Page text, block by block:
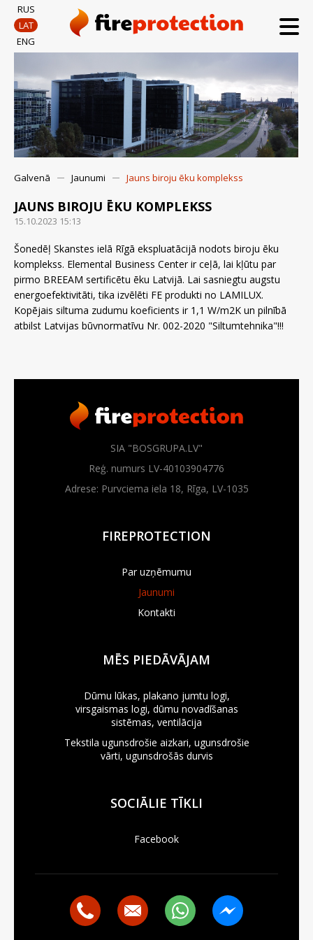
RUS
LAT
ENG
Galvenā Jaunumi Jauns biroju ēku komplekss
JAUNS BIROJU ĒKU KOMPLEKSS
15.10.2023 15:13
Šonedēļ Skanstes ielā Rīgā ekspluatācijā nodots biroju ēku
komplekss. Elemental Business Center ir ceļā, lai kļūtu par
pirmo BREEAM sertificētu ēku Latvijā. Lai sasniegtu augstu
energoefektivitāti, tika izvēlēti FE produkti no LAMILUX.
Kopējais siltuma zudumu koeficients ir 1,1 W/m2K un pilnībā
atbilst Latvijas būvnormatīvu Nr. 002-2020 "Siltumtehnika"!!!
SIA "BOSGRUPA.LV"
Reģ. numurs LV-40103904776
Adrese: Purvciema iela 18, Rīga, LV-1035
FIREPROTECTION
Par uzņēmumu
Jaunumi
Kontakti
MĒS PIEDĀVĀJAM
Dūmu lūkas, plakano jumtu logi,
virsgaismas logi, dūmu novadīšanas
sistēmas, ventilācija
Tekstila ugunsdrošie aizkari, ugunsdrošie
vārti, ugunsdrošās durvis
SOCIĀLIE TĪKLI
Facebook